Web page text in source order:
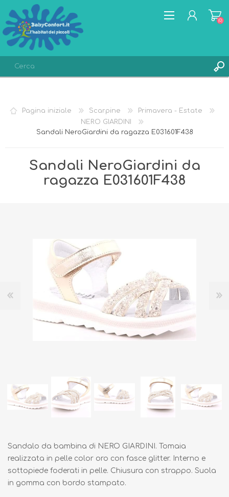
LISTA DEI DESIDERI
(0)
Pagina iniziale Scarpine
Primavera - Estate
NERO GIARDINI
Sandali NeroGiardini da ragazza E031601F438
Sandali NeroGiardini da
ragazza E031601F438
Sandalo da bambina di NERO GIARDINI. Tomaia
realizzata in pelle color oro con fasce glitter. Interno e
sottopiede foderati in pelle. Chiusura con strappo. Suola
in gomma con bordo stampato.